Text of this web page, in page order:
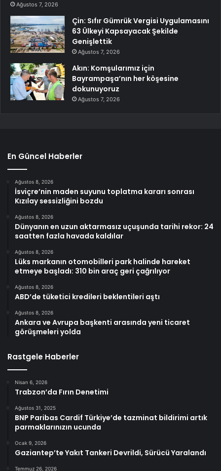
Ağustos 7, 2026
Çin: Sıfır Gümrük Vergisi Uygulamasını
63 Ülkeyi Kapsayacak Şekilde
Genişlettik
Ağustos 7, 2026
Akın: Komşularımız için
Bayrampaşa’nın her köşesine
dokunuyoruz
Ağustos 7, 2026
En Güncel Haberler
Ağustos 8, 2026
İsviçre’nin maden suyunu toplatma kararı sonrası
Kızılay sessizliğini bozdu
Ağustos 8, 2026
Dünyanın en uzun aktarmasız uçuşunda tarihi rekor: 24
saatten fazla havada kaldılar
Ağustos 8, 2026
Lüks markanın otomobilleri park halinde hareket
etmeye başladı: 310 bin araç geri çağrılıyor
Ağustos 8, 2026
ABD’de tüketici kredileri beklentileri aştı
Ağustos 8, 2026
Ankara ve Avrupa başkenti arasında yeni ticaret
görüşmeleri yolda
Rastgele Haberler
Nisan 6, 2026
Trabzon’da Fırın Denetimi
Ağustos 31, 2025
BNP Paribas Cardif Türkiye’de tazminat bildirimi artık
parmaklarınızın ucunda
Ocak 9, 2026
Gaziantep’te Yakıt Tankeri Devrildi, Sürücü Yaralandı
Temmuz 26, 2026